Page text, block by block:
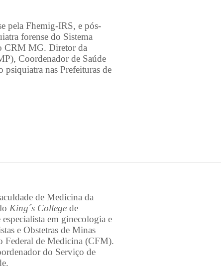
pela Fhemig-IRS, e pós-
forense do Sistema
CRM MG. Diretor da
Coordenador de Saúde
nas Prefeituras de
de Medicina da
King´s College de
em ginecologia e
e Obstetras de Minas
Federal de Medicina (CFM).
do Serviço de